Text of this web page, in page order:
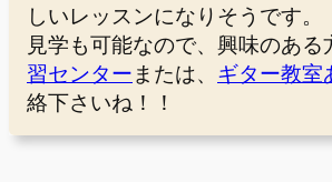
しいレッスンになりそうです。
見学も可能なので、興味のある
習センター または、 ギター教室
絡下さいね！！